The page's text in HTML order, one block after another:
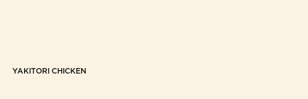
YAKITORI CHICKEN